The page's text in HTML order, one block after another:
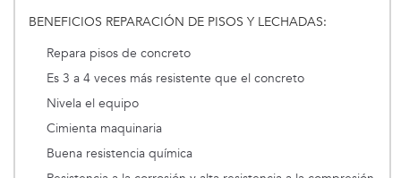
BENEFICIOS REPARACIÓN DE PISOS Y LECHADAS:
Repara pisos de concreto
Es 3 a 4 veces más resistente que el concreto
Nivela el equipo
Cimienta maquinaria
Buena resistencia química